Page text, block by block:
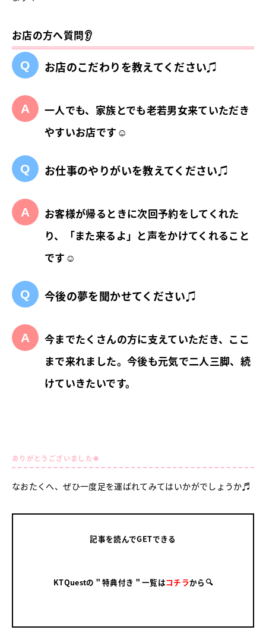
お店の方へ質問👂
お店のこだわりを教えてください♫
一人でも、家族とでも老若男女来ていただき
やすいお店です☺
お仕事のやりがいを教えてください♫
お客様が帰るときに次回予約をしてくれた
り、「また来るよ」と声をかけてくれること
です☺
今後の夢を聞かせてください♫
今までたくさんの方に支えていただき、ここ
まで来れました。今後も元気で二人三脚、続
けていきたいです。
ありがとうございました🍀
なおたくへ、ぜひ一度足を運ばれてみてはいかがでしょうか♬
記事を読んでGETできる
KTQuestの＂特典付き＂一覧はコチラから🔍